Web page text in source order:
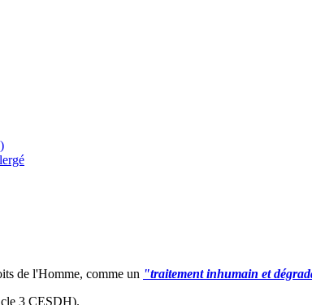
de l'Homme, comme un "traitement inhumain et
3 CESDH).